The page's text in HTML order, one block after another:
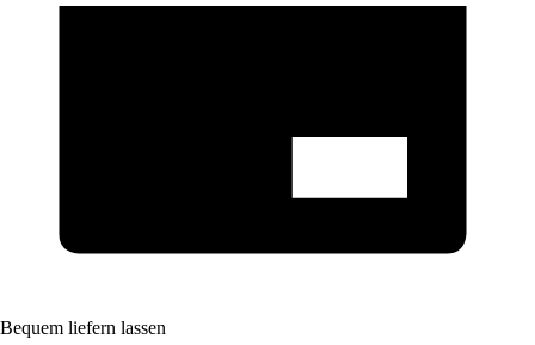
Bequem liefern lassen